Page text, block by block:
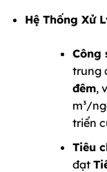
Hệ Thống Xử
Công
trung
đêm,
m³/
triển
Tiêu
đạt